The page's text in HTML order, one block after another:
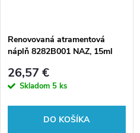
Renovovaná atramentová
náplň 8282B001 NAZ, 15ml
26,57 €
Skladom 5 ks
DO KOŠÍKA